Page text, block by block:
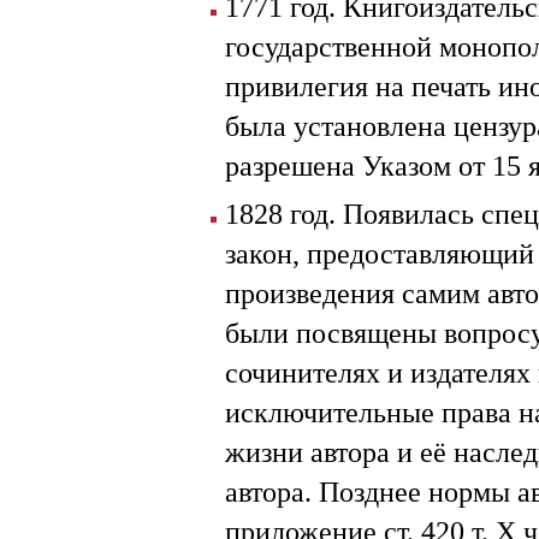
государственной
привилегия на печать
была установлена
разрешена Указом от 15
1828 год. Появилась
закон, предоставляющий
произведения самим
были посвящены
сочинителях и
исключительные права
жизни автора и её
автора. Позднее нормы
приложение ст. 420 т. Х